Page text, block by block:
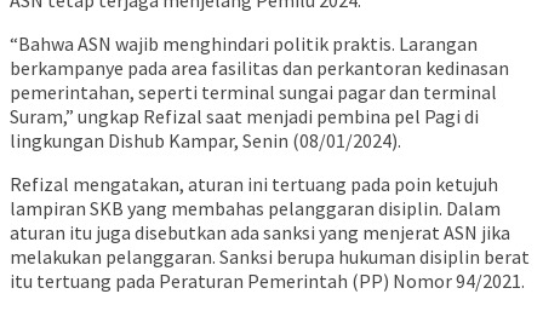
“Bahwa ASN wajib menghindari politik praktis. Larangan
berkampanye pada area fasilitas dan perkantoran kedinasan
pemerintahan, seperti terminal sungai pagar dan terminal
Suram,” ungkap Refizal saat menjadi pembina pel Pagi di
lingkungan Dishub Kampar, Senin (08/01/2024).
Refizal mengatakan, aturan ini tertuang pada poin ketujuh
lampiran SKB yang membahas pelanggaran disiplin. Dalam
aturan itu juga disebutkan ada sanksi yang menjerat ASN jika
melakukan pelanggaran. Sanksi berupa hukuman disiplin berat
itu tertuang pada Peraturan Pemerintah (PP) Nomor 94/2021.